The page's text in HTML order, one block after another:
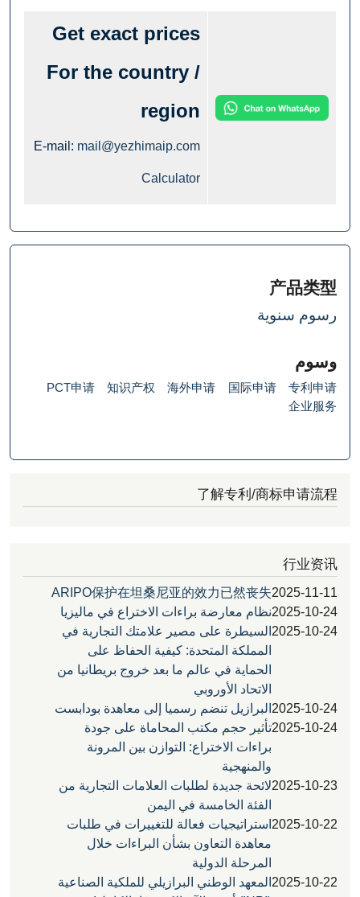
Get exact prices
For the country /
region
E-mail:mail@yezhimaip.com
产
国际申请
海外申请
知识产权
PCT申请
了解专利/商标申
ARIPO保护在坦桑尼亚的效力已然丧失
نظام معارضة براءات الاختراع في ماليزيا
السيطرة على مصير علامتك التجارية في
المملكة المتحدة: كيفية الحفاظ على
الحماية في عالم ما بعد خروج بريطانيا من
الاتحاد الأوروبي
البرازيل تنضم رسميا إلى معاهدة بودابست
تأثير حجم مكتب المحاماة على جودة
براءات الاختراع: التوازن بين المرونة
لائحة جديدة لطلبات العلامات التجارية من
الفئة الخامسة في اليمن
استراتيجيات فعالة للتغييرات في طلبات
معاهدة التعاون بشأن البراءات خلال
المرحلة الدولية
المعهد الوطني البرازيلي للملكية الصناعية